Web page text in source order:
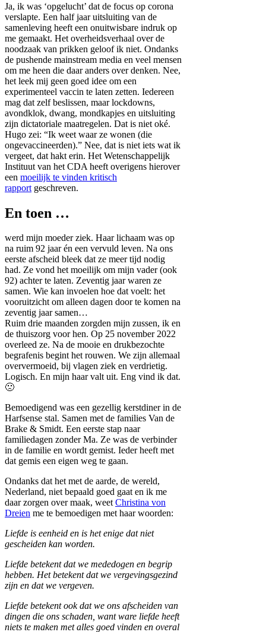
Ja, ik was ‘opgelucht’ dat de focus op corona
verslapte. Een half jaar uitsluiting van de
samenleving heeft een onuitwisbare indruk op
me gemaakt. Het overheidsverhaal over de
noodzaak van prikken geloof ik niet. Ondanks
de pushende mainstream media en veel mensen
om me heen die daar anders over denken. Nee,
het leek mij geen goed idee om een
experimenteel vaccin te laten zetten. Iedereen
mag dat zelf beslissen, maar lockdowns,
avondklok, dwang, mondkapjes en uitsluiting
zijn dictatoriale maatregelen. Dat is niet oké.
Hugo zei: “Ik weet waar ze wonen (die
ongevaccineerden).” Nee, dat is niet iets wat ik
vergeet, dat hakt erin. Het Wetenschappelijk
Instituut van het CDA heeft overigens hierover
een moeilijk te vinden kritisch
rapport geschreven.
En toen …
werd mijn moeder ziek. Haar lichaam was op
na ruim 92 jaar én een vervuld leven. Na ons
eerste afscheid bleek dat ze meer tijd nodig
had. Ze vond het moeilijk om mijn vader (ook
92) achter te laten. Zeventig jaar waren ze
samen. Wie kan invoelen hoe dat voelt: het
vooruitzicht om alleen dagen door te komen na
zeventig jaar samen…
Ruim drie maanden zorgden mijn zussen, ik en
de thuiszorg voor hen. Op 25 november 2022
overleed ze. Na de mooie en drukbezochte
begrafenis begint het rouwen. We zijn allemaal
oververmoeid, bij vlagen ziek en verdrietig.
Logisch. En mijn haar valt uit. Eng vind ik dat.
🙁
Bemoedigend was een gezellig kerstdiner in de
Harfsense stal. Samen met de families Van de
Brake & Smidt. Een eerste stap naar
familiedagen zonder Ma. Ze was de verbinder
in de familie en wordt gemist. Ieder heeft met
dat gemis een eigen weg te gaan.
Ondanks dat het met de aarde, de wereld,
Nederland, niet bepaald goed gaat en ik me
daar zorgen over maak, weetChristina von
Dreien me te bemoedigen met haar woorden:
Liefde is eenheid en is het enige dat niet
gescheiden kan worden.
Liefde betekent dat we mededogen en begrip
hebben. Het betekent dat we vergevingsgezind
zijn en dat we vergeven.
Liefde betekent ook dat we ons afscheiden van
dingen die ons schaden, want ware liefde heeft
niets te maken met alles goed vinden en overal